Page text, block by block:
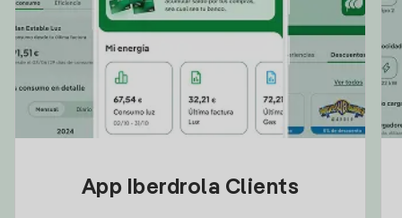
App Iberdrola Clients